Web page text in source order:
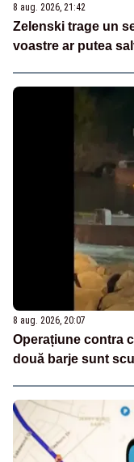
8 aug. 2026, 21:42
Zelenski trage un
voastre ar putea
8 aug. 2026, 20:07
Operațiune contra
două barje sunt